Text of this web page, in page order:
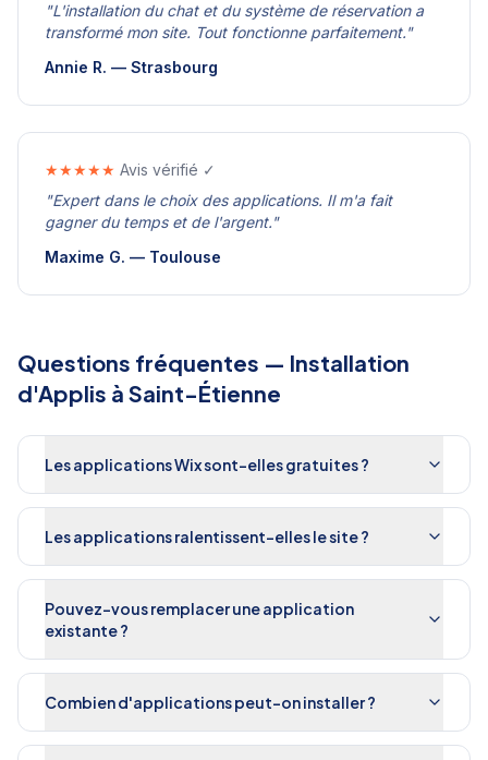
"L'installation du chat et du système de réservation a
transformé mon site. Tout fonctionne parfaitement."
Annie R. — Strasbourg
★★★★★ Avis vérifié ✓
"Expert dans le choix des applications. Il m'a fait
gagner du temps et de l'argent."
Maxime G. — Toulouse
Questions fréquentes — Installation
d'Applis à Saint-Étienne
Les applications Wix sont-elles gratuites ?
Les applications ralentissent-elles le site ?
Pouvez-vous remplacer une application
existante ?
Combien d'applications peut-on installer ?